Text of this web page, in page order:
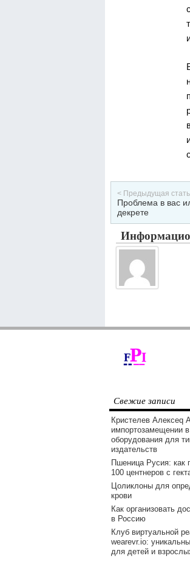
< Предыдущая
Проблема в вас
декрете
Свежие записи
Кристелев Алексеq
импортозамещении
оборудования для
издательств
Пшеница Русия: как
100 центнеров с
Цоликлоны для
крови
Как организовать
в Россию
Клуб виртуальной
wearevr.io:
для детей и